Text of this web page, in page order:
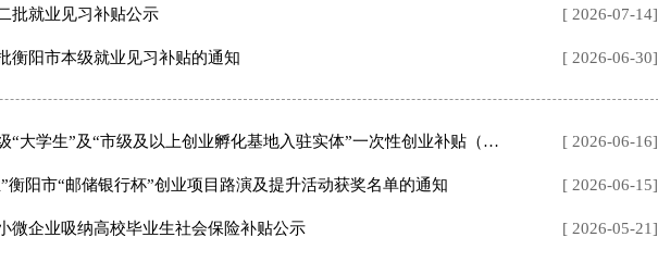
批就业见习补贴公示 [ 2026-07-14]
衡阳市本级就业见习补贴的通知 [ 2026-06-30]
级“大学生”及“市级及以上创业孵化基地入驻实体”一次性创业补贴（第一批）受...[ 2026-06-16]
”衡阳市“邮储银行杯”创业项目路演及提升活动获奖名单的通知 [ 2026-06-15]
微企业吸纳高校毕业生社会保险补贴公示 [ 2026-05-21]